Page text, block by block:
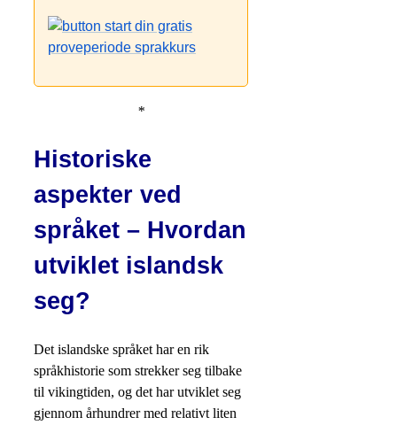
*
Historiske
aspekter ved
språket – Hvordan
utviklet islandsk
seg?
Det islandske språket har en rik
språkhistorie som strekker seg tilbake
til vikingtiden, og det har utviklet seg
gjennom århundrer med relativt liten